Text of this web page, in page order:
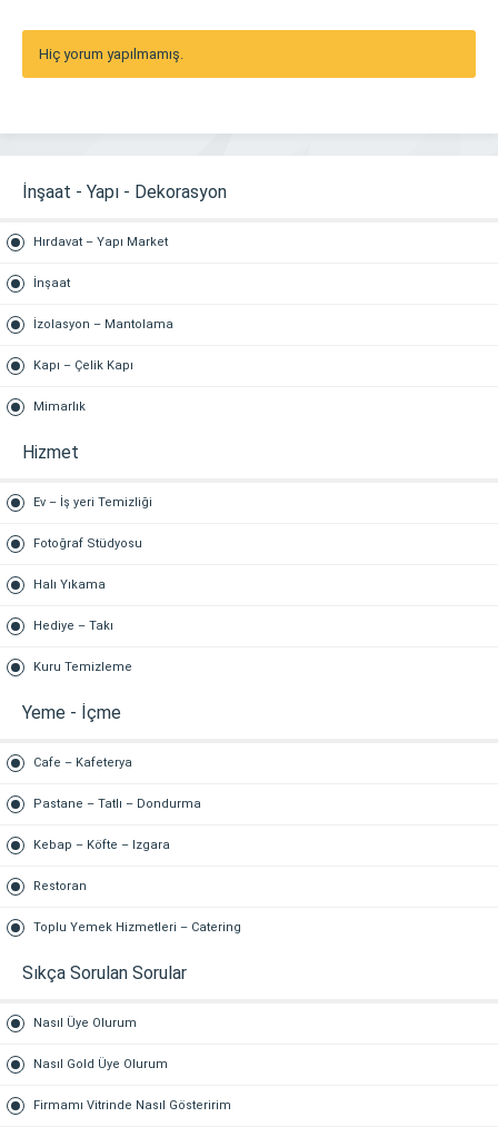
Hiç yorum yapılmamış.
İnşaat - Yapı - Dekorasyon
Hırdavat – Yapı Market
İnşaat
İzolasyon – Mantolama
Kapı – Çelik Kapı
Mimarlık
Hizmet
Ev – İş yeri Temizliği
Fotoğraf Stüdyosu
Halı Yıkama
Hediye – Takı
Kuru Temizleme
Yeme - İçme
Cafe – Kafeterya
Pastane – Tatlı – Dondurma
Kebap – Köfte – Izgara
Restoran
Toplu Yemek Hizmetleri – Catering
Sıkça Sorulan Sorular
Nasıl Üye Olurum
Nasıl Gold Üye Olurum
Firmamı Vitrinde Nasıl Gösteririm